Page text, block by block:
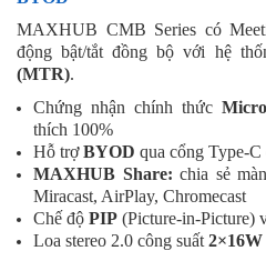
MAXHUB CMB Series có
động bật/tắt đồng bộ với hệ
(MTR).
Chứng nhận chính thức
thích 100%
Hỗ trợBYOD qua cổng Type-C
MAXHUB Share: chia sẻ
Miracast, AirPlay, Chromecast
Chế độ PIP (Picture-in-Picture)
Loa stereo 2.0 công suất